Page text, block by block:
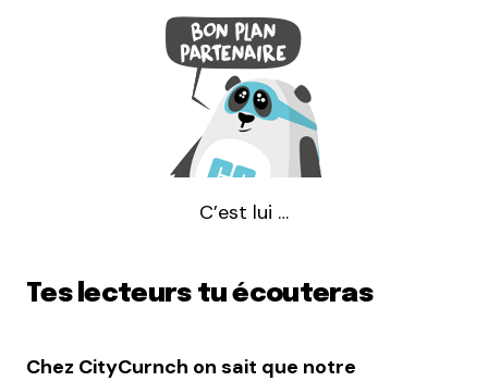
C’est lui …
Tes lecteurs tu écouteras
Chez CityCurnch on sait que notre